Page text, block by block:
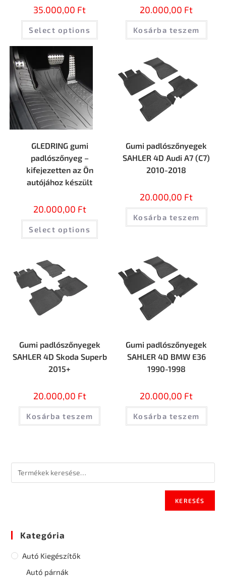
35.000,00 Ft
Select options
20.000,00 Ft
Kosárba teszem
GLEDRING gumi
padlószőnyeg –
kifejezetten az Ön
autójához készült
20.000,00 Ft
Select options
Gumi padlószőnyegek
SAHLER 4D Audi А7 (С7)
2010-2018
20.000,00 Ft
Kosárba teszem
Gumi padlószőnyegek
SAHLER 4D Skoda Superb
2015+
20.000,00 Ft
Kosárba teszem
Gumi padlószőnyegek
SAHLER 4D BMW E36
1990-1998
20.000,00 Ft
Kosárba teszem
KERESÉS
Kategória
Autó Kiegészítők
Autó párnák